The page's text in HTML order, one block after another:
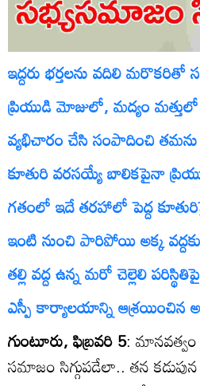
ఇద్దరు భర్తలను వదిలి
ప్రియుడి మోజులో, మద్యం మత్తులో
వ్యభిచారం చేసి సంపాదించి
కూతురి వరసయ్యే బాలికపైనా
గతంలో ఇదే తరహాలో పెద్ద
ఇంటి నుంచి పారిపోయి అక్క
తల్లి వద్ద ఉన్న మరో చెల్లెలి
ఎస్పీ కార్యాలయాన్ని ఆశ్రయించిన
గుంటూరు, ఫిబ్రవరి 5:
సమాజం సిగ్గుపడేలా.. తన కడుపున